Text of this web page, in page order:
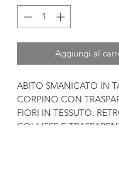
Aggiungi al
ABITO SMANICATO IN
CORPINO CON
FIORI IN TESSUTO.
COULISSE E